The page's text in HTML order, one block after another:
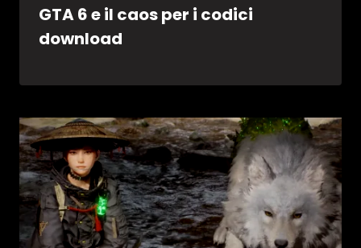
GTA 6 e il caos per i codici
download